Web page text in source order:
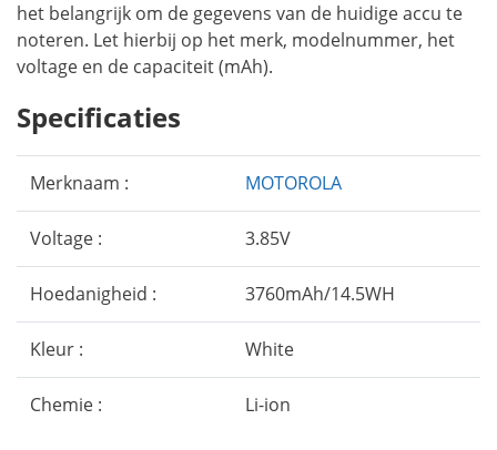
het belangrijk om de gegevens van de huidige accu te
noteren. Let hierbij op het merk, modelnummer, het
voltage en de capaciteit (mAh).
Specificaties
Merknaam : MOTOROLA
Voltage : 3.85V
Hoedanigheid : 3760mAh/14.5WH
Kleur : White
Chemie : Li-ion